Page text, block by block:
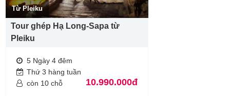
Từ Pleiku
Tour ghép Hạ Long-Sapa từ
Pleiku
5 Ngày 4 đêm
Thứ 3 hàng tuần
còn 10 chỗ
10.990.000đ